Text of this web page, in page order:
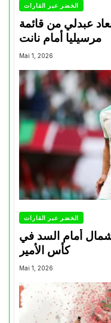
الخضر عبر القارات
عبدلي من قائمة
مرسيليا أمام نانت
Mai 1, 2026
الخضر عبر القارات
أمام السد في
كأس الأمير
Mai 1, 2026